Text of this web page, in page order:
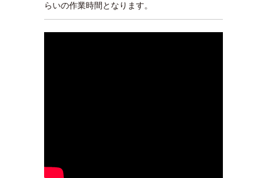
らいの作業時間となります。